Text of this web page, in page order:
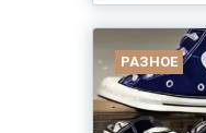
РАЗНОЕ